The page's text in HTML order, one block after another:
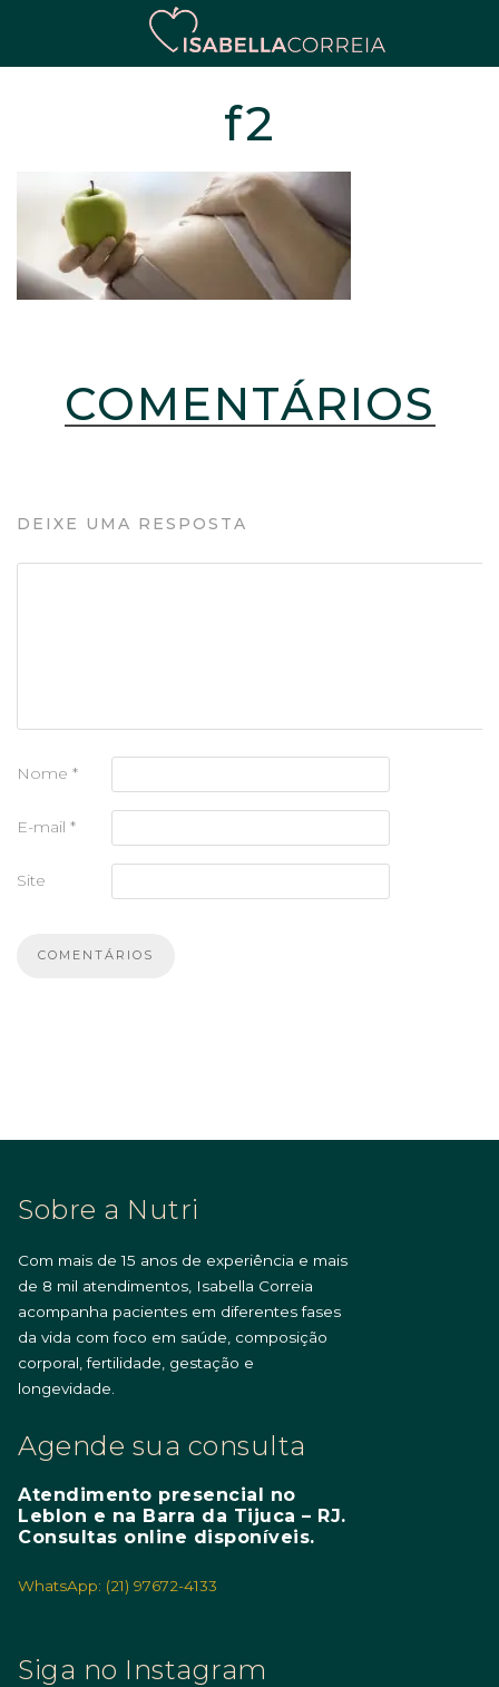
f2
COMENTÁRIOS
DEIXE UMA RESPOSTA
Nome *
E-mail *
Site
Sobre a Nutri
Com mais de 15 anos de experiência e mais
de 8 mil atendimentos, Isabella Correia
acompanha pacientes em diferentes fases
da vida com foco em saúde, composição
corporal, fertilidade, gestação e
longevidade.
Agende sua consulta
Atendimento presencial no
Leblon e na Barra da Tijuca – RJ.
Consultas online disponíveis.
WhatsApp: (21) 97672-4133
Siga no Instagram